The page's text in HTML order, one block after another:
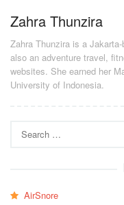
Zahra Thunzira
Zahra Thunzira is a
also an adventure travel,
websites. She earned her
University of Indonesia.
for:
AirSnore